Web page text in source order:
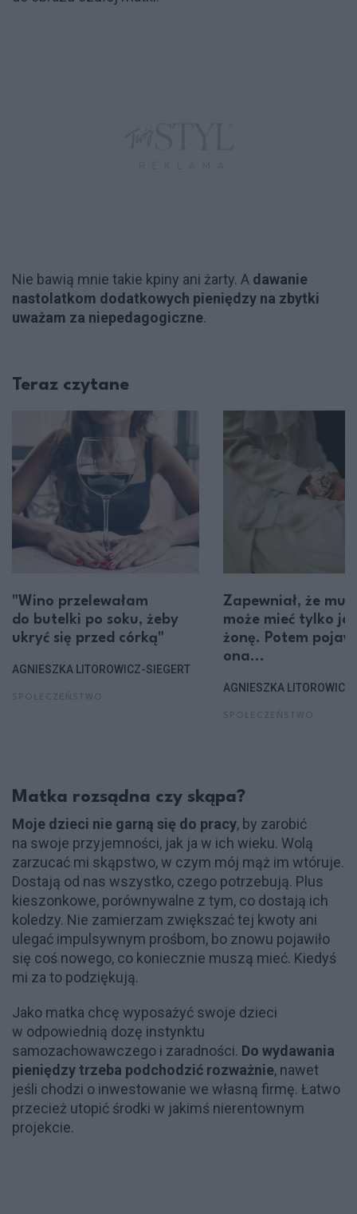
Nie bawią mnie takie kpiny ani żarty. A dawanie
nastolatkom dodatkowych pieniędzy na zbytki
uważam za niepedagogiczne.
Teraz czytane
"Wino przelewałam
do butelki po soku, żeby
ukryć się przed córką"
AGNIESZKA LITOROWICZ-SIEGERT
Zapewniał, że
może mieć tylko
żonę. Potem
ona…
AGNIESZKA
Matka rozsądna czy skąpa?
Moje dzieci nie garną się do pracy, by zarobić
na swoje przyjemności, jak ja w ich wieku. Wolą
zarzucać mi skąpstwo, w czym mój mąż im wtóruje.
Dostają od nas wszystko, czego potrzebują. Plus
kieszonkowe, porównywalne z tym, co dostają ich
koledzy. Nie zamierzam zwiększać tej kwoty ani
ulegać impulsywnym prośbom, bo znowu pojawiło
się coś nowego, co koniecznie muszą mieć. Kiedyś
mi za to podziękują.
Jako matka chcę wyposażyć swoje dzieci
w odpowiednią dozę instynktu
samozachowawczego i zaradności. Do wydawania
pieniędzy trzeba podchodzić rozważnie, nawet
jeśli chodzi o inwestowanie we własną firmę. Łatwo
przecież utopić środki w jakimś nierentownym
projekcie.